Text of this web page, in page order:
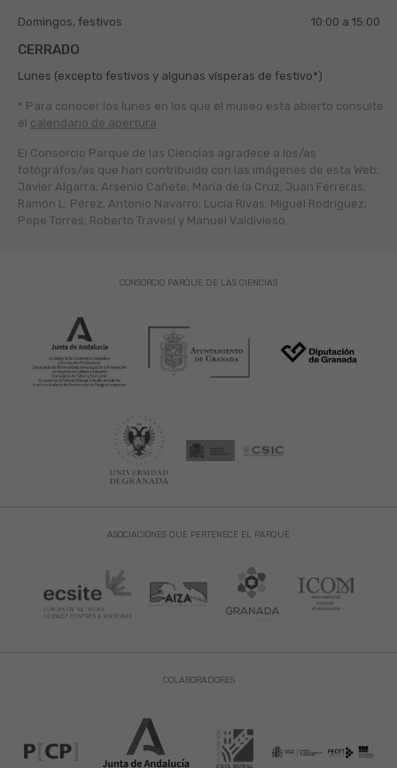
Domingos, festivos 10:00 a 15:00
CERRADO
Lunes (excepto festivos y algunas vísperas de festivo*)
* Para conocer los lunes en los que el museo está abierto consulte
el calendario de apertura
El Consorcio Parque de las Ciencias agradece a los/as
fotógráfos/as que han contribuido con las imágenes de esta Web:
Javier Algarra; Arsenio Cañete; María de la Cruz; Juan Ferreras;
Ramón L. Pérez; Antonio Navarro; Lucía Rivas; Miguel Rodríguez;
Pepe Torres; Roberto Travesí y Manuel Valdivieso.
ASOCIACIONES QUE PERTENECE EL PARQUE
CONSORCIO PARQUE DE LAS CIENCIAS
COLABORADORES